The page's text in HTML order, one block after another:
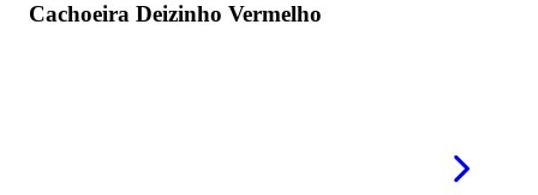
Cachoeira Deizinho Vermelho